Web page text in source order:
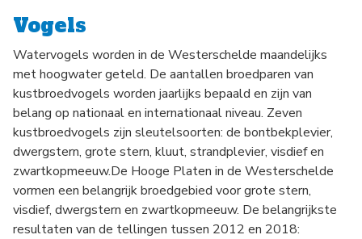
Vogels
Watervogels worden in de Westerschelde maandelijks
met hoogwater geteld. De aantallen broedparen van
kustbroedvogels worden jaarlijks bepaald en zijn van
belang op nationaal en internationaal niveau. Zeven
kustbroedvogels zijn sleutelsoorten: de bontbekplevier,
dwergstern, grote stern, kluut, strandplevier, visdief en
zwartkopmeeuw.De Hooge Platen in de Westerschelde
vormen een belangrijk broedgebied voor grote stern,
visdief, dwergstern en zwartkopmeeuw. De belangrijkste
resultaten van de tellingen tussen 2012 en 2018: